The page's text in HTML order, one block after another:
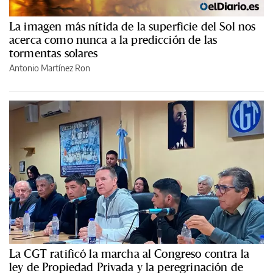
La imagen más nítida de la superficie del Sol nos
acerca como nunca a la predicción de las
tormentas solares
Antonio Martínez Ron
La CGT ratificó la marcha al Congreso contra la
ley de Propiedad Privada y la peregrinación de